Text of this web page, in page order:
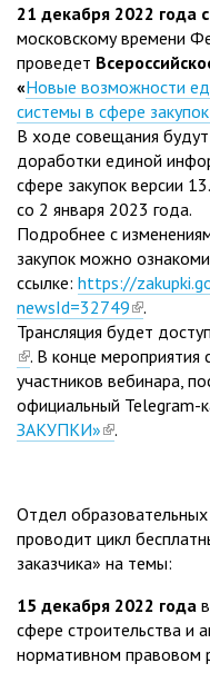
21 декабря 2022 года
московскому времени
проведет
«Новые возможности
системы в сфере
В ходе совещания
доработки единой
сфере закупок версии
со 2 января 2023 года.
Подробнее с
закупок можно
ссылке: https://
newsId=32749(link
is
external)
.
Трансляция будет
(link
is
external)
. В конце мероприятия
участников вебинара,
официальный Telegram-
ЗАКУПКИ»(link
.
Отдел
проводит цикл
заказчика» на темы:
15 декабря 2022 года
сфере строительства и
нормативном правовом